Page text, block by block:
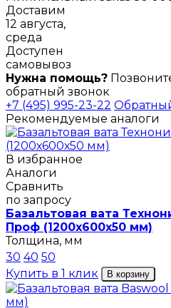
Доставим
12 августа,
среда
Доступен
самовывоз
Нужна помощь?
обратный звонок
+7 (495) 995-23-22
Рекомендуемые аналоги
В избранное
Аналоги
Сравнить
по запросу
Базальтовая вата
Проф (1200х600х50 мм)
Толщина, мм
30 40 50
Купить в 1 клик
В корзину